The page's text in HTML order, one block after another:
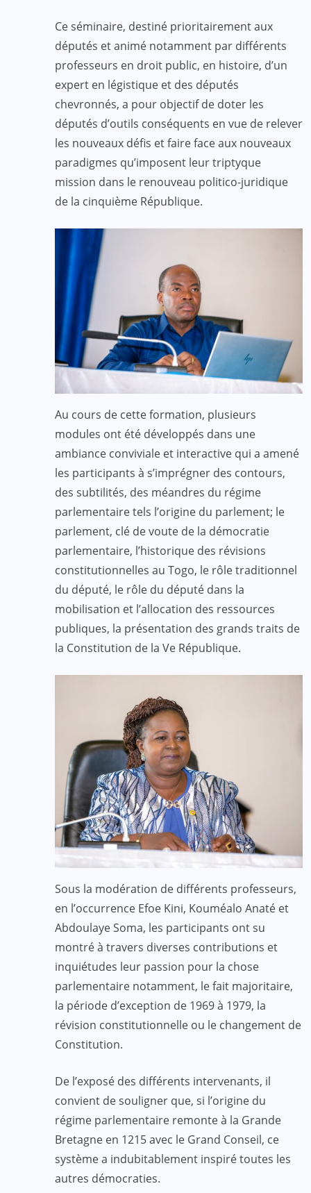
Ce séminaire, destiné prioritairement aux
députés et animé notamment par différents
professeurs en droit public, en histoire, d’un
expert en légistique et des députés
chevronnés, a pour objectif de doter les
députés d’outils conséquents en vue de relever
les nouveaux défis et faire face aux nouveaux
paradigmes qu’imposent leur triptyque
mission dans le renouveau politico-juridique
de la cinquième République.
Au cours de cette formation, plusieurs
modules ont été développés dans une
ambiance conviviale et interactive qui a amené
les participants à s’imprégner des contours,
des subtilités, des méandres du régime
parlementaire tels l’origine du parlement; le
parlement, clé de voute de la démocratie
parlementaire, l’historique des révisions
constitutionnelles au Togo, le rôle traditionnel
du député, le rôle du député dans la
mobilisation et l’allocation des ressources
publiques, la présentation des grands traits de
la Constitution de la Ve République.
Sous la modération de différents professeurs,
en l’occurrence Efoe Kini, Kouméalo Anaté et
Abdoulaye Soma, les participants ont su
montré à travers diverses contributions et
inquiétudes leur passion pour la chose
parlementaire notamment, le fait majoritaire,
la période d’exception de 1969 à 1979, la
révision constitutionnelle ou le changement de
Constitution.
De l’exposé des différents intervenants, il
convient de souligner que, si l’origine du
régime parlementaire remonte à la Grande
Bretagne en 1215 avec le Grand Conseil, ce
système a indubitablement inspiré toutes les
autres démocraties.